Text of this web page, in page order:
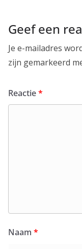
Geef een
Je e-mailadres
zijn gemarkeerd
Reactie*
Naam *